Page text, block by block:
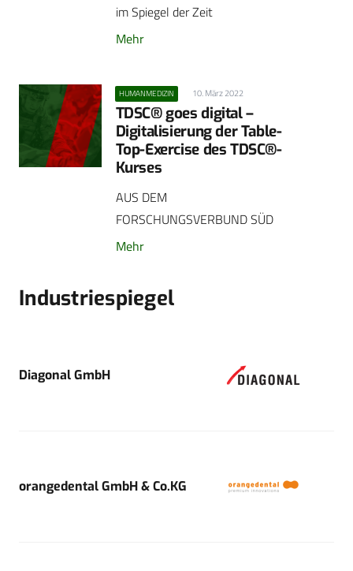
im Spiegel der Zeit
Mehr
HUMANMEDIZIN 10. März 2022
TDSC® goes digital –
Digitalisierung der Table-
Top-Exercise des TDSC®-
Kurses
AUS DEM
FORSCHUNGSVERBUND SÜD
Mehr
Industriespiegel
Diagonal GmbH
orangedental GmbH & Co.KG